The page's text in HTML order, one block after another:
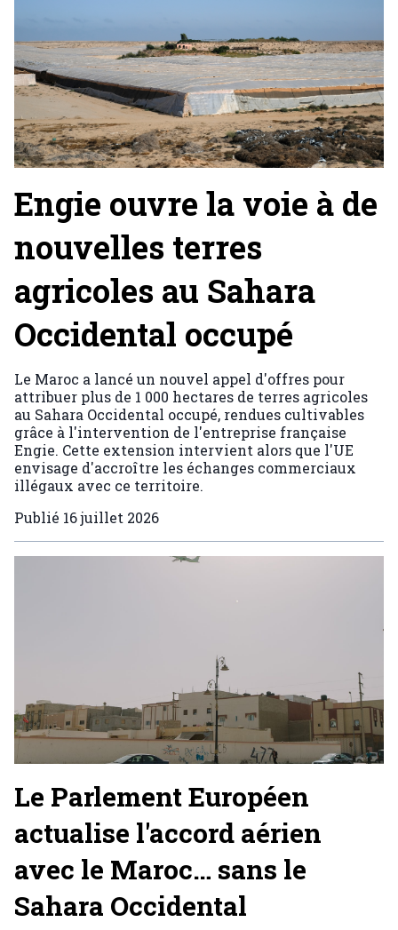
Engie ouvre la voie à de
nouvelles terres
agricoles au Sahara
Occidental occupé
Le Maroc a lancé un nouvel appel d'offres pour
attribuer plus de 1 000 hectares de terres agricoles
au Sahara Occidental occupé, rendues cultivables
grâce à l'intervention de l'entreprise française
Engie. Cette extension intervient alors que l'UE
envisage d'accroître les échanges commerciaux
illégaux avec ce territoire.
Publié 16 juillet 2026
Le Parlement Européen
actualise l'accord aérien
avec le Maroc… sans le
Sahara Occidental